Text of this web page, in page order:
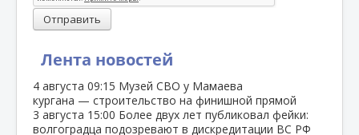
Лента новостей
4 августа 09:15 Музей СВО у Мамаева
кургана — строительство на финишной прямой
3 августа 15:00 Более двух лет публиковал фейки:
волгоградца подозревают в дискредитации ВС РФ
Отправить